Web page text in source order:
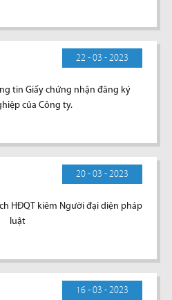
22 - 03 - 2023
tin Giấy chứng nhận đăng ký
của Công ty.
20 - 03 - 2023
HĐQT kiêm Người đại diện pháp
luật
16 - 03 - 2023